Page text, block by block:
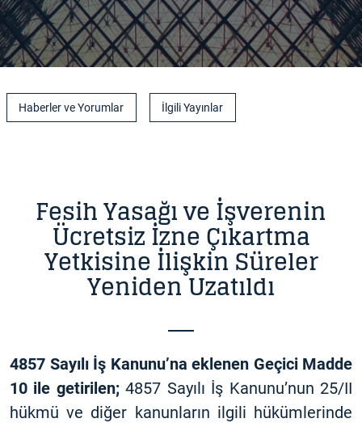
Haberler ve Yorumlar İlgili Yayınlar
Fesih Yasağı ve İşverenin
Ücretsiz İzne Çıkartma
Yetkisine İlişkin Süreler
Yeniden Uzatıldı
4857 Sayılı İş Kanunu’na eklenen Geçici Madde
10 ile getirilen;4857 Sayılı İş Kanunu’nun 25/II
hükmü ve diğer kanunların ilgili hükümlerinde